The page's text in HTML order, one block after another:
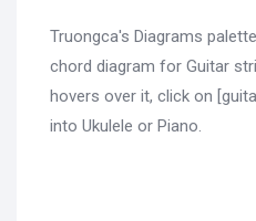
Truongca's Diagrams
chord diagram for Guitar
hovers over it, click on
into Ukulele or Piano.